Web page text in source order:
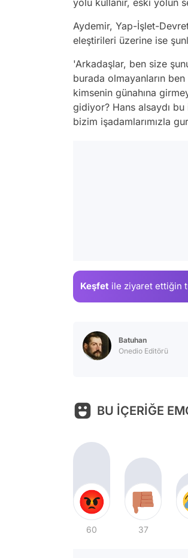
Aydemir, Yap-İşlet-
eleştirileri üzerine ise
'Arkadaşlar, ben size
burada olmayanların ben
kimsenin günahına
gidiyor? Hans alsaydı
bizim işadamlarımızla
Keşfet ile ziyaret ettiğin
Batuhan
Onedio Editörü
BU İÇERİĞE
60 37